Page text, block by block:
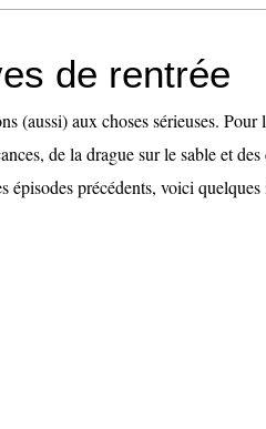
de rentrée
(aussi) aux choses sérieuses. Pour
de la drague sur le sable et des
épisodes précédents, voici quelques